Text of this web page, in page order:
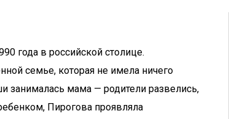
года в российской столице.
семье, которая не имела ничего
занималась мама — родители развелись,
Пирогова проявляла